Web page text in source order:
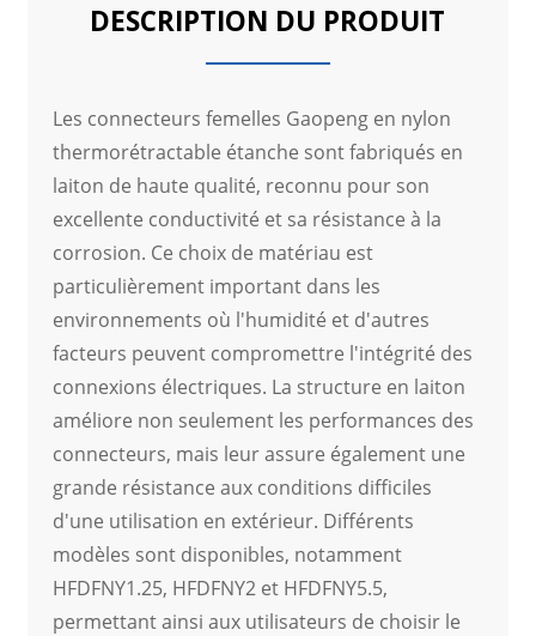
DESCRIPTION DU PRODUIT
Les connecteurs femelles Gaopeng en nylon
thermorétractable étanche sont fabriqués en
laiton de haute qualité, reconnu pour son
excellente conductivité et sa résistance à la
corrosion. Ce choix de matériau est
particulièrement important dans les
environnements où l'humidité et d'autres
facteurs peuvent compromettre l'intégrité des
connexions électriques. La structure en laiton
améliore non seulement les performances des
connecteurs, mais leur assure également une
grande résistance aux conditions difficiles
d'une utilisation en extérieur. Différents
modèles sont disponibles, notamment
HFDFNY1.25, HFDFNY2 et HFDFNY5.5,
permettant ainsi aux utilisateurs de choisir le